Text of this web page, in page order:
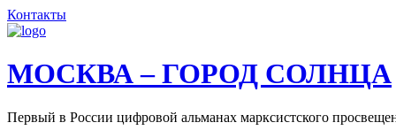
Контакты
МОСКВА – ГОРОД СОЛНЦА
Первый в России цифровой альманах марксистского